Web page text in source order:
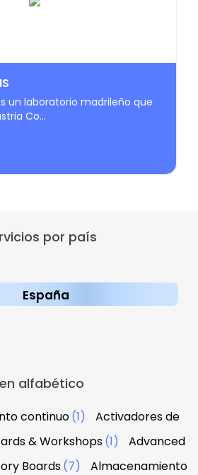
es un laboratorio madrileño que
Co...
por país
España
alfabético
continuo(1)
Activadores de
& Workshops(1)
Advanced
Boards(7)
Almacenamiento